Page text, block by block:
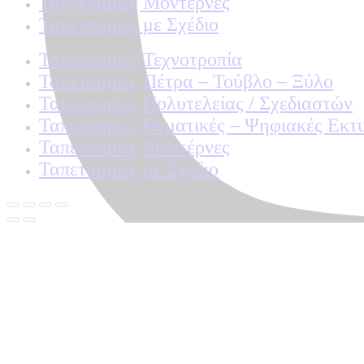
Ταπετσαρίες με Σχέδιο
Ταπετσαρίες Τεχνοτροπία
Ταπετσαρίες Πέτρα – Τούβλο – Ξύλο
Ταπετσαρίες Πολυτελείας / Σχεδιαστών
Ταπετσαρίες Θεματικές – Ψηφιακές
Ταπετσαρίες Μοντέρνες
Ταπετσαρίες με Σχέδιο